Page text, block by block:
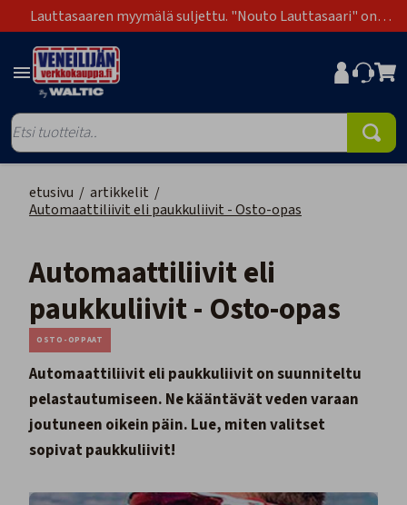
Lauttasaaren myymälä suljettu. "Nouto Lauttasaari" on
poistunut toimitustapavaihtoehdoista.
etusivu / artikkelit /
Automaattiliivit eli paukkuliivit - Osto-opas
Automaattiliivit eli
paukkuliivit - Osto-opas
OSTO-OPPAAT
Automaattiliivit eli paukkuliivit on suunniteltu
pelastautumiseen. Ne kääntävät veden varaan
joutuneen oikein päin. Lue, miten valitset
sopivat paukkuliivit!